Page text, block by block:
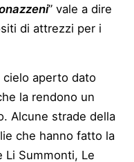
” vale a dire
di attrezzi per i
cielo aperto dato
la rendono un
Alcune strade della
che hanno fatto la
Li Summonti, Le